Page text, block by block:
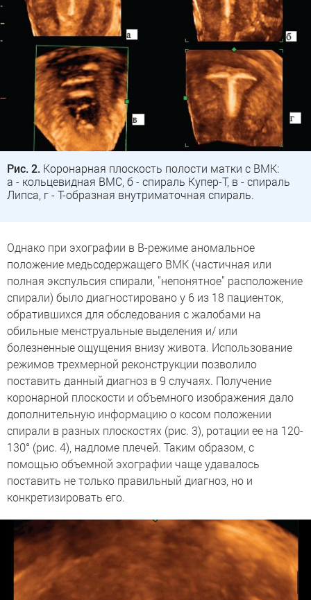
Рис. 2. Коронарная плоскость полости матки с ВМК:
а - кольцевидная ВМС, б - спираль Купер-Т, в - спираль
Липса, г - Т-образная внутриматочная спираль.
Однако при эхографии в В-режиме аномальное
положение медьсодержащего ВМК (частичная или
полная экспульсия спирали, "непонятное" расположение
спирали) было диагностировано у 6 из 18 пациенток,
обратившихся для обследования с жалобами на
обильные менструальные выделения и/ или
болезненные ощущения внизу живота. Использование
режимов трехмерной реконструкции позволило
поставить данный диагноз в 9 случаях. Получение
коронарной плоскости и объемного изображения дало
дополнительную информацию о косом положении
спирали в разных плоскостях (рис. 3), ротации ее на 120-
130° (рис. 4), надломе плечей. Таким образом, с
помощью объемной эхографии чаще удавалось
поставить не только правильный диагноз, но и
конкретизировать его.